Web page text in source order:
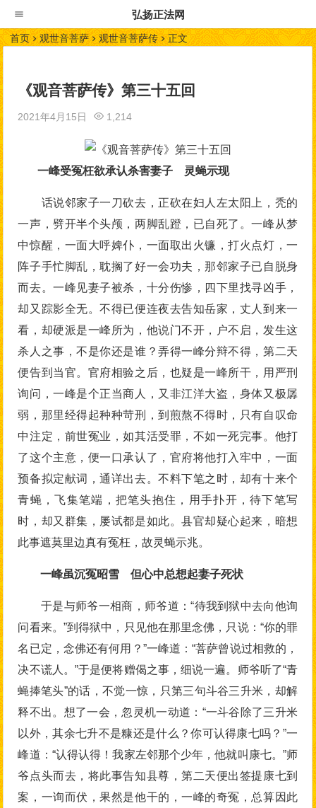
弘扬正法网
首页 观世音菩萨 观世音菩萨传 正文
《观音菩萨传》第三十五回
2021年4月15日 1,214
一峰受冤枉欲承认杀害妻子 灵蝇示现
话说邻家子一刀砍去，正砍在妇人左太阳上，秃的
一声，劈开半个头颅，两脚乱蹬，已自死了。一峰从梦
中惊醒，一面大呼婢仆，一面取出火镰，打火点灯，一
阵子手忙脚乱，耽搁了好一会功夫，那邻家子已自脱身
而去。一峰见妻子被杀，十分伤惨，四下里找寻凶手，
却又踪影全无。不得已便连夜去告知岳家，丈人到来一
看，却硬派是一峰所为，他说门不开，户不启，发生这
杀人之事，不是你还是谁？弄得一峰分辩不得，第二天
便告到当官。官府相验之后，也疑是一峰所干，用严刑
询问，一峰是个正当商人，又非江洋大盗，身体又极孱
弱，那里经得起种种苛刑，到煎熬不得时，只有自叹命
中注定，前世冤业，如其活受罪，不如一死完事。他打
了这个主意，便一口承认了，官府将他打入牢中，一面
预备拟定献词，通详出去。不料下笔之时，却有十来个
青蝇，飞集笔端，把笔头抱住，用手扑开，待下笔写
时，却又群集，屡试都是如此。县官却疑心起来，暗想
此事遮莫里边真有冤枉，故灵蝇示兆。
一峰虽沉冤昭雪 但心中总想起妻子死状
于是与师爷一相商，师爷道：“待我到狱中去向他询
问看来。”到得狱中，只见他在那里念佛，只说：“你的罪
名已定，念佛还有何用？”一峰道：“菩萨曾说过相救的，
决不谎人。”于是便将赠偈之事，细说一遍。师爷听了“青
蝇捧笔头”的话，不觉一惊，只第三句斗谷三升米，却解
释不出。想了一会，忽灵机一动道：“一斗谷除了三升米
以外，其余七升不是糠还是什么？你可认得康七吗？”一
峰道：“认得认得！我家左邻那个少年，他就叫康七。”师
爷点头而去，将此事告知县尊，第二天便出签提康七到
案，一询而伏，果然是他干的，一峰的奇冤，总算因此